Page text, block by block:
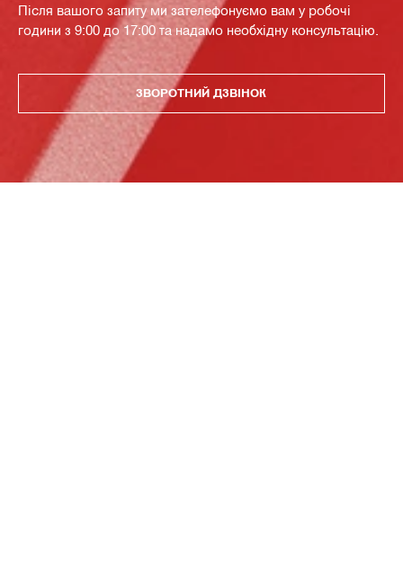
Після вашого запиту ми зателефонуємо вам у робочі
години з 9:00 до 17:00 та надамо необхідну консультацію.
ЗВОРОТНИЙ ДЗВІНОК